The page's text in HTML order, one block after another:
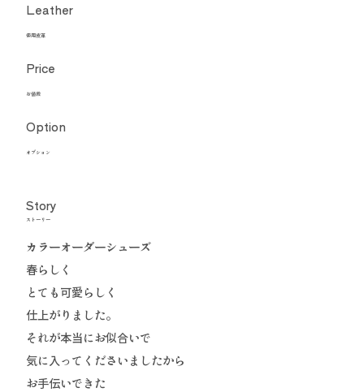
Leather
使用皮革
Price
お値段
Option
オプション
Story
ストーリー
カラーオーダーシューズ
春らしく
とても可愛らしく
仕上がりました。
それが本当にお似合いで
気に入ってくださいましたから
お手伝いできた